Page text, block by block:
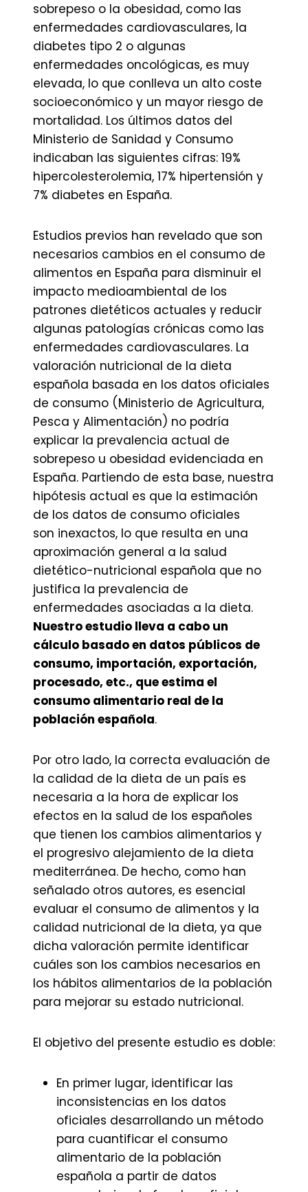
sobrepeso o la obesidad, como las
enfermedades cardiovasculares, la
diabetes tipo 2 o algunas
enfermedades oncológicas, es muy
elevada, lo que conlleva un alto coste
socioeconómico y un mayor riesgo de
mortalidad. Los últimos datos del
Ministerio de Sanidad y Consumo
indicaban las siguientes cifras: 19%
hipercolesterolemia, 17% hipertensión y
7% diabetes en España.
Estudios previos han revelado que son
necesarios cambios en el consumo de
alimentos en España para disminuir el
impacto medioambiental de los
patrones dietéticos actuales y reducir
algunas patologías crónicas como las
enfermedades cardiovasculares. La
valoración nutricional de la dieta
española basada en los datos oficiales
de consumo (Ministerio de Agricultura,
Pesca y Alimentación) no podría
explicar la prevalencia actual de
sobrepeso u obesidad evidenciada en
España. Partiendo de esta base, nuestra
hipótesis actual es que la estimación
de los datos de consumo oficiales
son inexactos, lo que resulta en una
aproximación general a la salud
dietético-nutricional española que no
justifica la prevalencia de
enfermedades asociadas a la dieta.
Nuestro estudio lleva a cabo un
cálculo basado en datos públicos de
consumo, importación, exportación,
procesado, etc., que estima el
consumo alimentario real de la
población española.
Por otro lado, la correcta evaluación de
la calidad de la dieta de un país es
necesaria a la hora de explicar los
efectos en la salud de los españoles
que tienen los cambios alimentarios y
el progresivo alejamiento de la dieta
mediterránea. De hecho, como han
señalado otros autores, es esencial
evaluar el consumo de alimentos y la
calidad nutricional de la dieta, ya que
dicha valoración permite identificar
cuáles son los cambios necesarios en
los hábitos alimentarios de la población
para mejorar su estado nutricional.
El objetivo del presente estudio es doble:
En primer lugar, identificar las
inconsistencias en los datos
oficiales desarrollando un método
para cuantificar el consumo
alimentario de la población
española a partir de datos